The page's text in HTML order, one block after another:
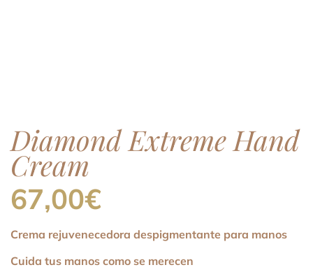
Diamond Extreme Hand
Cream
67,00€
Crema rejuvenecedora despigmentante para manos
Cuida tus manos como se merecen